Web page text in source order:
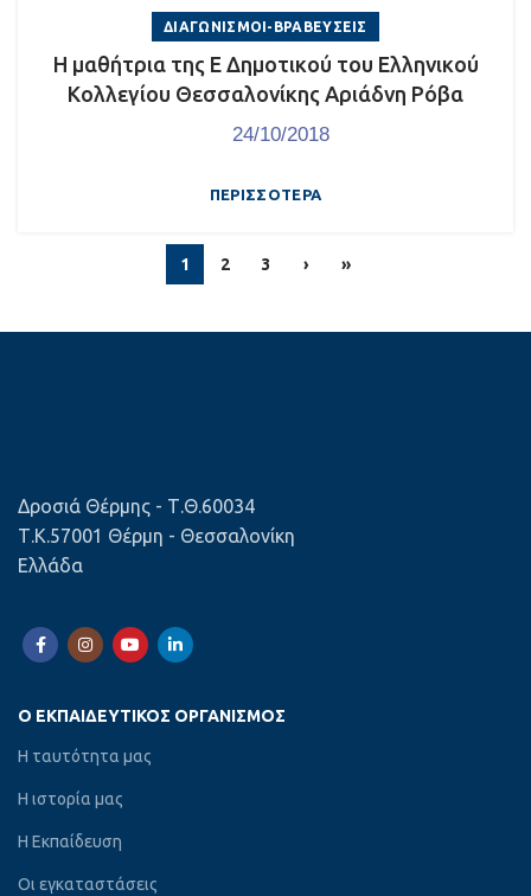
ΔΙΑΓΩΝΙΣΜΟΊ-ΒΡΑΒΕΎΣΕΙΣ
Η μαθήτρια της Ε Δημοτικού του Ελληνικού
Κολλεγίου Θεσσαλονίκης Αριάδνη Ρόβα
24/10/2018
ΠΕΡΙΣΣΌΤΕΡΑ
1 2 3 › »
Δροσιά Θέρμης - Τ.Θ.60034
Τ.Κ.57001 Θέρμη - Θεσσαλονίκη
Ελλάδα
Ο ΕΚΠΑΙΔΕΥΤΙΚΌΣ ΟΡΓΑΝΙΣΜΌΣ
Η ταυτότητα μας
Η ιστορία μας
Η Εκπαίδευση
Οι εγκαταστάσεις